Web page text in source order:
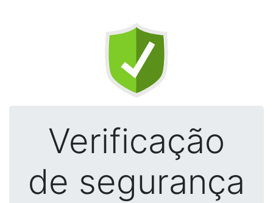
Verificação
de segurança